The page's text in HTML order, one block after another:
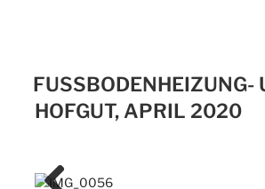
FUSSBODENHEIZUNG-
OFGUT, APRIL 2020